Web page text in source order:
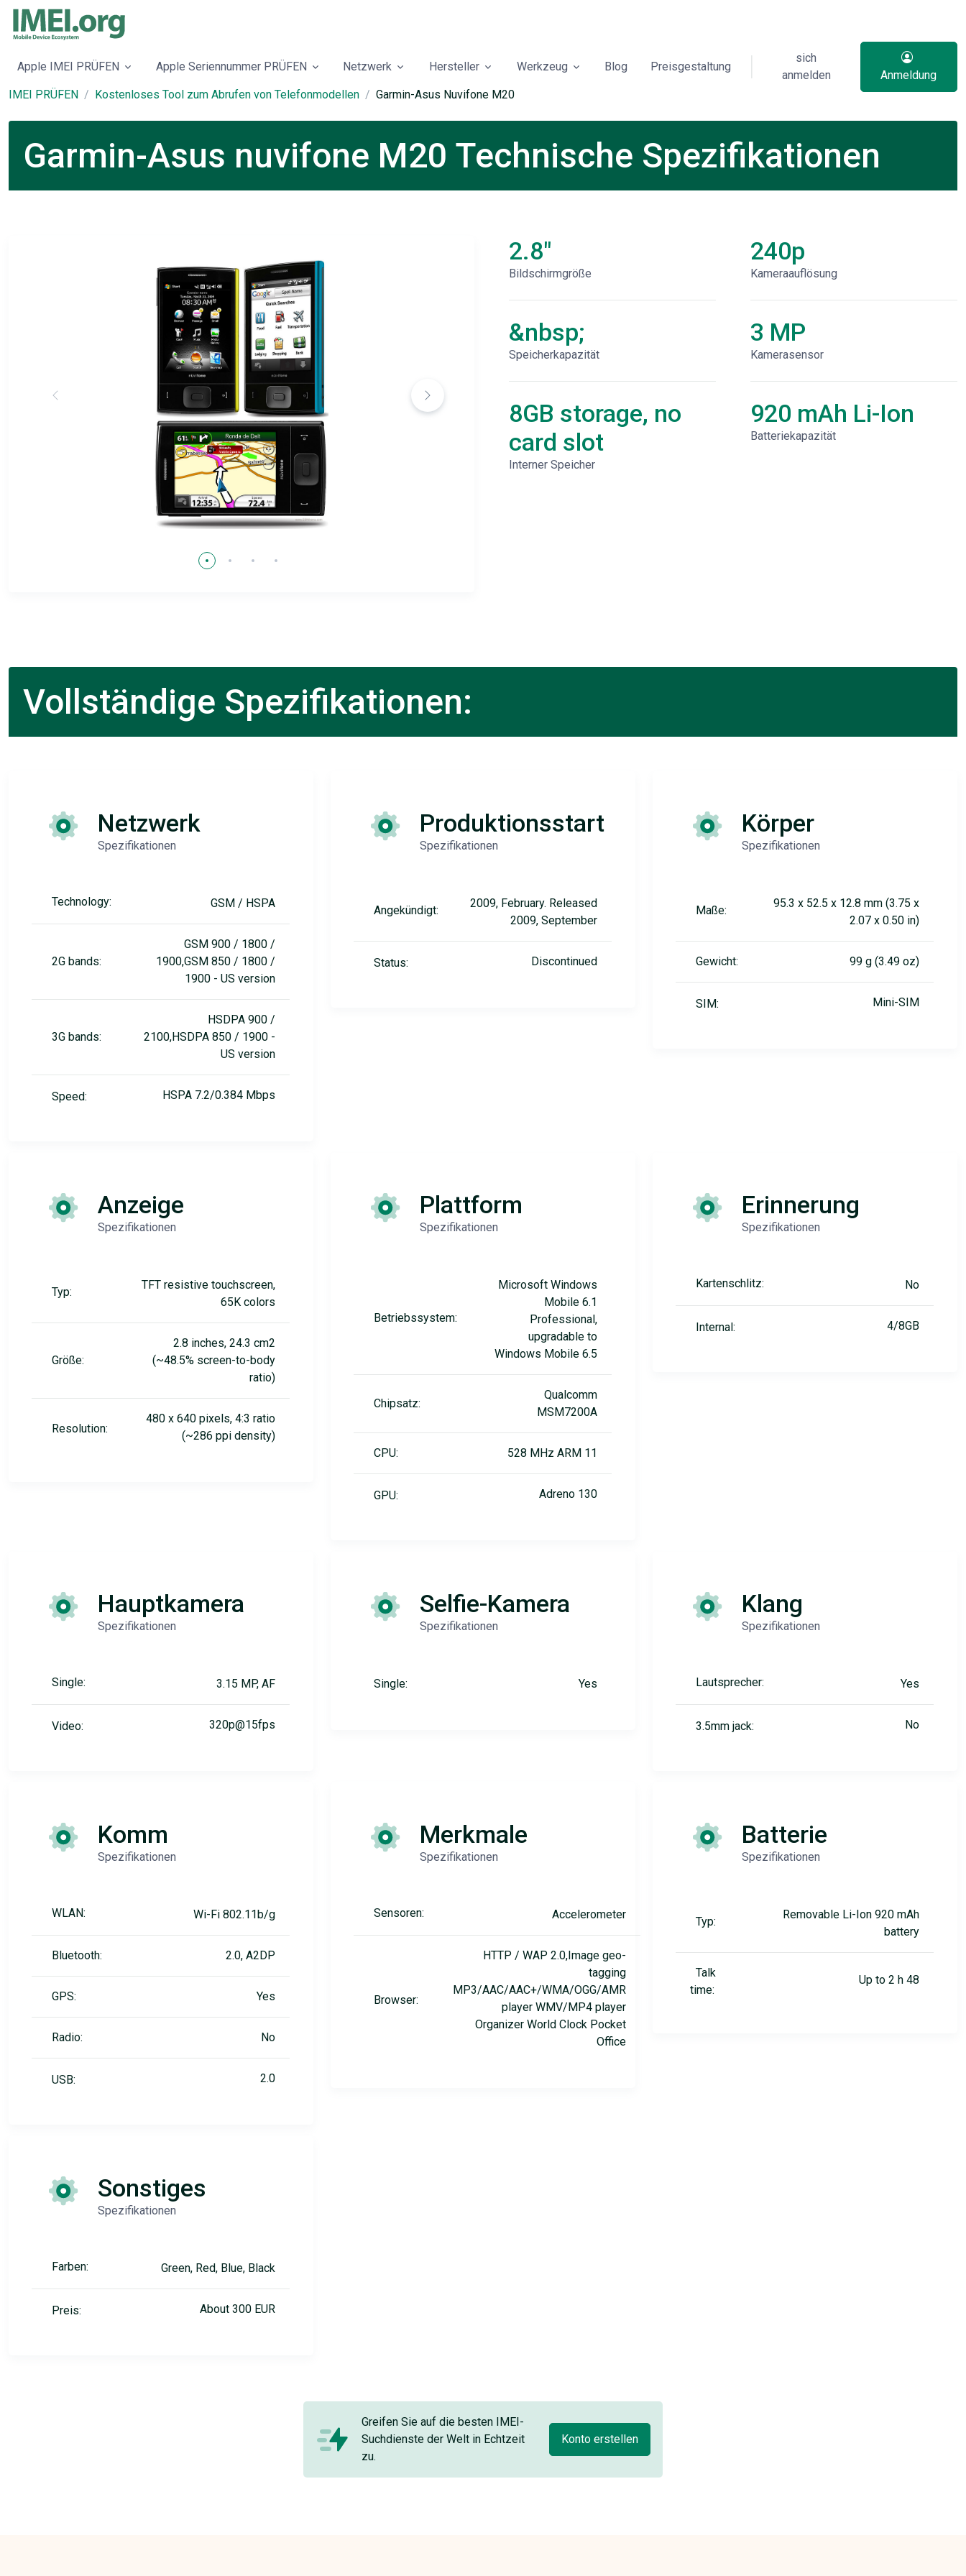
Apple IMEI PRÜFEN Apple Seriennummer PRÜFEN Netzwerk Hersteller Werkzeug Blog Preisgestaltung
sich
anmelden
Anmeldung
IMEI PRÜFEN
Kostenloses Tool zum Abrufen von Telefonmodellen Garmin-Asus Nuvifone M20
Garmin-Asus nuvifone M20 Technische Spezifikationen
2.8"
Bildschirmgröße
&nbsp;
Speicherkapazität
8GB storage, no
card slot
Interner Speicher
240p
Kameraauflösung
3 MP
Kamerasensor
920 mAh Li-Ion
Batteriekapazität
Vollständige Spezifikationen:
Netzwerk
Spezifikationen
Technology: GSM / HSPA
2G bands:
GSM 900 / 1800 /
1900,GSM 850 / 1800 /
1900 - US version
3G bands:
HSDPA 900 /
2100,HSDPA 850 / 1900 -
US version
Speed: HSPA 7.2/0.384 Mbps
Produktionsstart
Spezifikationen
Angekündigt:
2009, February. Released
2009, September
Status: Discontinued
Körper
Spezifikationen
Maße:
95.3 x 52.5 x 12.8 mm (3.75 x
2.07 x 0.50 in)
Gewicht: 99 g (3.49 oz)
SIM: Mini-SIM
Anzeige
Spezifikationen
Typ:
TFT resistive touchscreen,
65K colors
Größe:
2.8 inches, 24.3 cm2
(~48.5% screen-to-body
ratio)
Resolution:
480 x 640 pixels, 4:3 ratio
(~286 ppi density)
Plattform
Spezifikationen
Betriebssystem:
Microsoft Windows
Mobile 6.1
Professional,
upgradable to
Windows Mobile 6.5
Chipsatz:
Qualcomm
MSM7200A
CPU: 528 MHz ARM 11
GPU: Adreno 130
Erinnerung
Spezifikationen
Kartenschlitz: No
Internal: 4/8GB
Hauptkamera
Spezifikationen
Single: 3.15 MP, AF
Video: 320p@15fps
Selfie-Kamera
Spezifikationen
Single: Yes
Klang
Spezifikationen
Lautsprecher: Yes
3.5mm jack: No
Komm
Spezifikationen
WLAN: Wi-Fi 802.11b/g
Bluetooth: 2.0, A2DP
GPS: Yes
Radio: No
USB: 2.0
Merkmale
Spezifikationen
Sensoren: Accelerometer
Browser:
HTTP / WAP 2.0,Image geo-
tagging
MP3/AAC/AAC+/WMA/OGG/AMR
player WMV/MP4 player
Organizer World Clock Pocket
Office
Batterie
Spezifikationen
Typ:
Removable Li-Ion 920 mAh
battery
Talk
time:
Up to 2 h 48
Sonstiges
Spezifikationen
Farben: Green, Red, Blue, Black
Preis: About 300 EUR
Greifen Sie auf die besten IMEI-
Suchdienste der Welt in Echtzeit
zu.
Konto erstellen